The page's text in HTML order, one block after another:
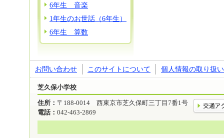
6年生 音楽
1年生のお世話（6年生）
6年生 算数
お問い合わせ このサイトについて 個人情報の取り扱い
芝久保小学校
住所： 〒188-0014 西東京市芝久保町三丁目7番1号
電話： 042-463-2869